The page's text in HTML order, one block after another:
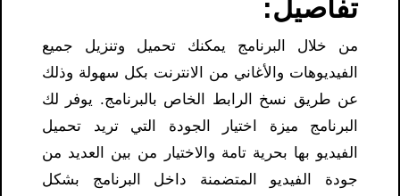
تفاصيل:
من خلال البرنامج يمكنك تحميل وتنزيل جميع
الفيديوهات والأغاني من الانترنت بكل سهولة وذلك
عن طريق نسخ الرابط الخاص بالبرنامج. يوفر لك
البرنامج ميزة اختيار الجودة التي تريد تحميل
الفيديو بها بحرية تامة والاختيار من بين العديد من
جودة الفيديو المتضمنة داخل البرنامج بشكل